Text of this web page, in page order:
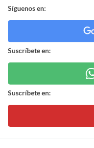
Síguenos en:
Suscríbete en:
Suscríbete en: